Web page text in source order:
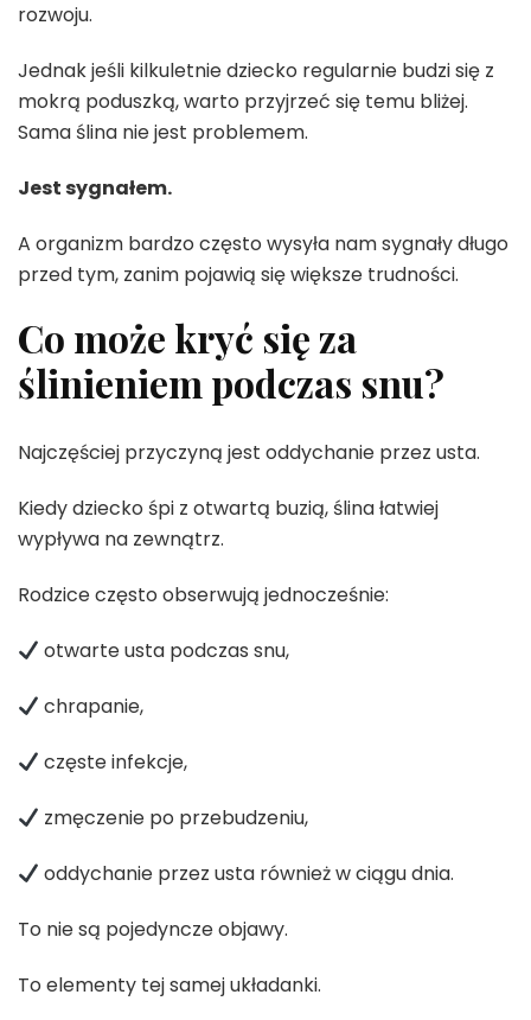
rozwoju.
Jednak jeśli kilkuletnie dziecko regularnie budzi się z
mokrą poduszką, warto przyjrzeć się temu bliżej.
Sama ślina nie jest problemem.
Jest sygnałem.
A organizm bardzo często wysyła nam sygnały długo
przed tym, zanim pojawią się większe trudności.
Co może kryć się za
ślinieniem podczas snu?
Najczęściej przyczyną jest oddychanie przez usta.
Kiedy dziecko śpi z otwartą buzią, ślina łatwiej
wypływa na zewnątrz.
Rodzice często obserwują jednocześnie:
otwarte usta podczas snu,
chrapanie,
częste infekcje,
zmęczenie po przebudzeniu,
oddychanie przez usta również w ciągu dnia.
To nie są pojedyncze objawy.
To elementy tej samej układanki.